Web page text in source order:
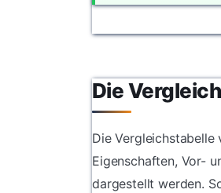
Die
Die
Eigenschaften, Vor-
dargestellt werden.